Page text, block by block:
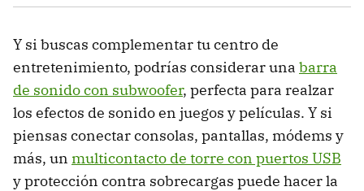
Y si buscas complementar tu centro de
entretenimiento, podrías considerar una barra
de sonido con subwoofer, perfecta para realzar
los efectos de sonido en juegos y películas. Y si
piensas conectar consolas, pantallas, módems y
más, un multicontacto de torre con puertos USB
y protección contra sobrecargas puede hacer la